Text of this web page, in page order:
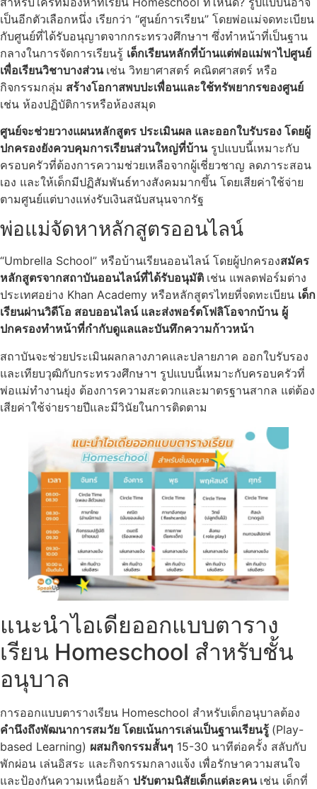
เป็นอีกตัวเลือกหนึ่ง เรียกว่า “ศูนย์การเรียน” โดยพ่อแม่จดทะเบียน
กับศูนย์ที่ได้รับอนุญาตจากกระทรวงศึกษาฯ ซึ่งทำหน้าที่เป็นฐาน
กลางในการจัดการเรียนรู้ เด็กเรียนหลักที่บ้านแต่พ่อแม่พาไปศูนย์
เพื่อเรียนวิชาบางส่วน เช่น วิทยาศาสตร์ คณิตศาสตร์ หรือ
กิจกรรมกลุ่ม สร้างโอกาสพบปะเพื่อนและใช้ทรัพยากรของศูนย์
เช่น ห้องปฏิบัติการหรือห้องสมุด
ศูนย์จะช่วยวางแผนหลักสูตร ประเมินผล และออกใบรับรอง โดยผู้
ปกครองยังควบคุมการเรียนส่วนใหญ่ที่บ้านรูปแบบนี้เหมาะกับ
ครอบครัวที่ต้องการความช่วยเหลือจากผู้เชี่ยวชาญ ลดภาระสอน
เอง และให้เด็กมีปฏิสัมพันธ์ทางสังคมมากขึ้น โดยเสียค่าใช้จ่าย
ตามศูนย์แต่บางแห่งรับเงินสนับสนุนจากรัฐ
พ่อแม่จัดหาหลักสูตรออนไลน์
“Umbrella School” หรือบ้านเรียนออนไลน์ โดยผู้ปกครองสมัคร
หลักสูตรจากสถาบันออนไลน์ที่ได้รับอนุมัติ เช่น แพลตฟอร์มต่าง
ประเทศอย่าง Khan Academy หรือหลักสูตรไทยที่จดทะเบียน เด็ก
เรียนผ่านวิดีโอ สอบออนไลน์ และส่งพอร์ตโฟลิโอจากบ้าน ผู้
ปกครองทำหน้าที่กำกับดูแลและบันทึกความก้าวหน้า
สถาบันจะช่วยประเมินผลกลางภาคและปลายภาค ออกใบรับรอง
และเทียบวุฒิกับกระทรวงศึกษาฯ รูปแบบนี้เหมาะกับครอบครัวที่
พ่อแม่ทำงานยุ่ง ต้องการความสะดวกและมาตรฐานสากล แต่ต้อง
เสียค่าใช้จ่ายรายปีและมีวินัยในการติดตาม
แนะนำไอเดียออกแบบตาราง
เรียน Homeschool สำหรับชั้น
อนุบาล
การออกแบบตารางเรียน Homeschool สำหรับเด็กอนุบาลต้อง
คำนึงถึงพัฒนาการสมวัย โดยเน้นการเล่นเป็นฐานเรียนรู้ (Play-
based Learning) ผสมกิจกรรมสั้นๆ 15-30 นาทีต่อครั้ง สลับกับ
พักผ่อน เล่นอิสระ และกิจกรรมกลางแจ้ง เพื่อรักษาความสนใจ
และป้องกันความเหนื่อยล้า ปรับตามนิสัยเด็กแต่ละคน เช่น เด็กที่